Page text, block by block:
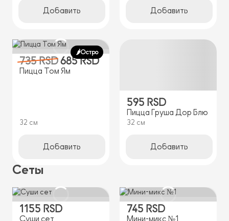
Добавить Добавить
735 RSD685 RSD
Пицца Том Ям
32 см
Добавить
🌶️Остро
595 RSD
Пицца Груша Дор Блю
32 см
Добавить
Сеты
1155 RSD
Суши сет
745 RSD
Мини-микс №1